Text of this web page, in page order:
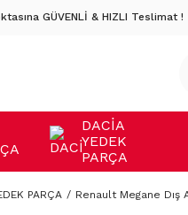
GÜVENLİ & HIZLI Teslimat !
DACİA
YEDEK
PARÇA
PARÇA Renault Megane Dış